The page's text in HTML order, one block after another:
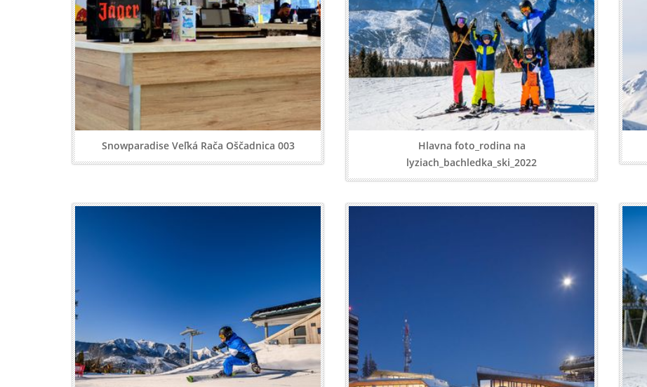
Snowparadise Veľká Rača Oščadnica 003
Hlavna foto_rodina na
lyziach_bachledka_ski_2022